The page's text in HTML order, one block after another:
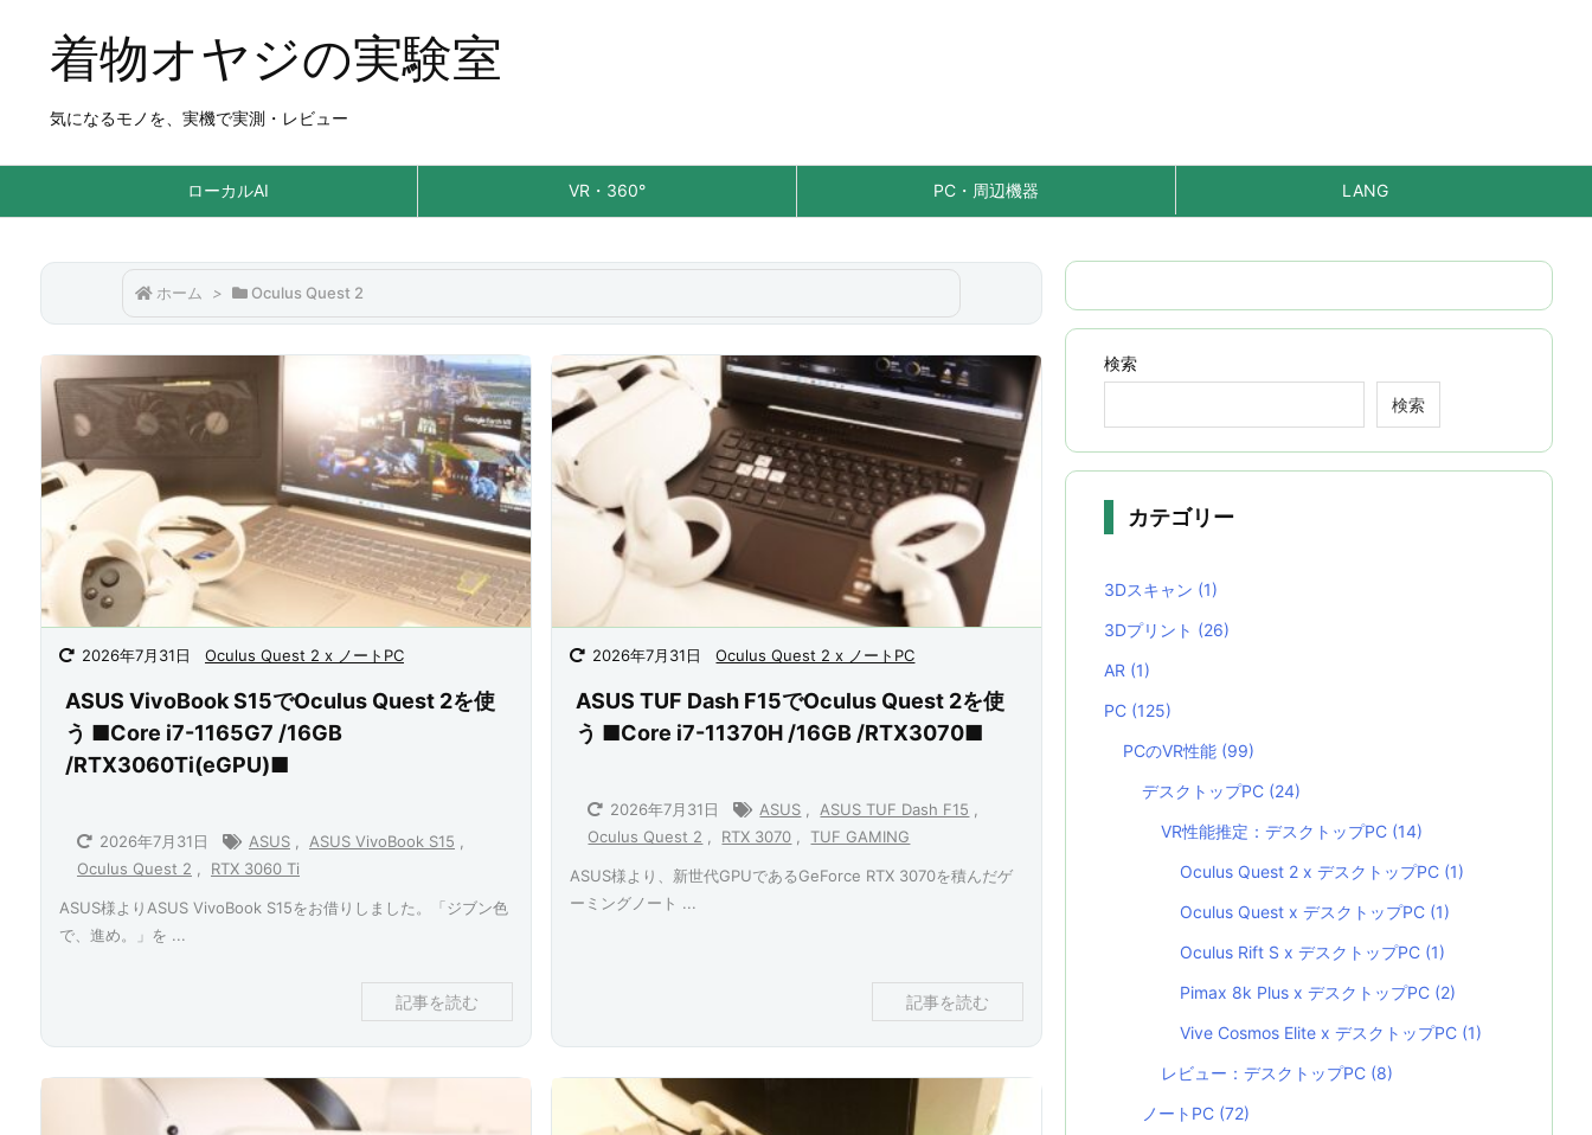
着物オヤジの実験室
気になるモノを、実機で実測・レビュー
ローカルAI VR・360° PC・周辺機器 LANG
ホーム > Oculus Quest 2
2026年7月31日 Oculus Quest 2 x ノートPC
ASUS VivoBook S15でOculus Quest 2を使
う ■Core i7-1165G7 /16GB
/RTX3060Ti(eGPU)■
2026年7月31日 ASUS ASUS VivoBook S15
Oculus Quest 2
RTX 3060 Ti
ASUS様よりASUS VivoBook S15をお借りしました。「ジブン色
で、進め。」を ...
記事を読む
2026年7月31日 Oculus Quest 2 x ノートPC
ASUS TUF Dash F15でOculus Quest 2を使
う ■Core i7-11370H /16GB /RTX3070■
2026年7月31日 ASUS ASUS TUF Dash F15
Oculus Quest 2
RTX 3070 TUF GAMING
ASUS様より、新世代GPUであるGeForce RTX 3070を積んだゲ
ーミングノート ...
記事を読む
検索
検索
カテゴリー
3Dスキャン (1)
3Dプリント (26)
AR (1)
PC (125)
PCのVR性能 (99)
デスクトップPC (24)
VR性能推定：デスクトップPC (14)
Oculus Quest 2 x デスクトップPC (1)
Oculus Quest x デスクトップPC (1)
Oculus Rift S x デスクトップPC (1)
Pimax 8k Plus x デスクトップPC (2)
Vive Cosmos Elite x デスクトップPC (1)
レビュー：デスクトップPC (8)
ノートPC (72)